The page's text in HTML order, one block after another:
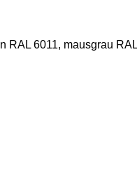
6011, mausgrau